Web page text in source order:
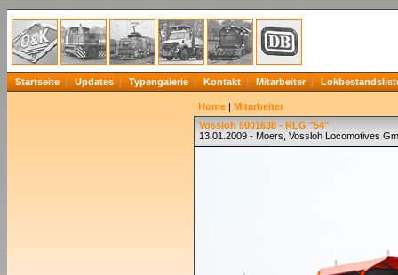
Startseite Updates Typengalerie Kontakt Mitarbeiter
Home | Mitarbeiter
Vossloh 5001638 - RLG "54"
13.01.2009 - Moers, Vossloh Locomotives